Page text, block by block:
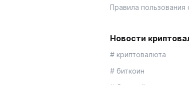
Правила пользования
Новости
# криптовалюта
# биткоин